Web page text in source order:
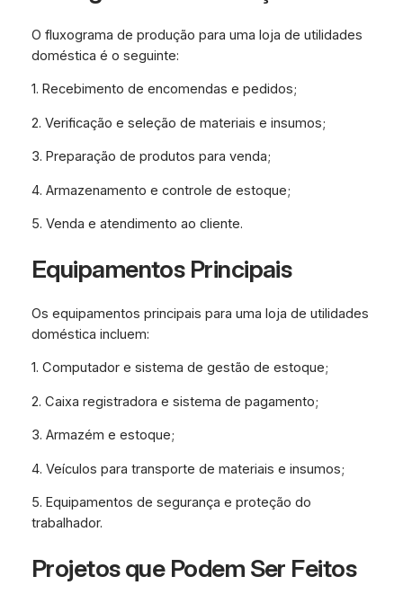
O fluxograma de produção para uma loja de utilidades
doméstica é o seguinte:
1. Recebimento de encomendas e pedidos;
2. Verificação e seleção de materiais e insumos;
3. Preparação de produtos para venda;
4. Armazenamento e controle de estoque;
5. Venda e atendimento ao cliente.
Equipamentos Principais
Os equipamentos principais para uma loja de utilidades
doméstica incluem:
1. Computador e sistema de gestão de estoque;
2. Caixa registradora e sistema de pagamento;
3. Armazém e estoque;
4. Veículos para transporte de materiais e insumos;
5. Equipamentos de segurança e proteção do
trabalhador.
Projetos que Podem Ser Feitos